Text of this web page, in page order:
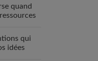
quand
qui
idées